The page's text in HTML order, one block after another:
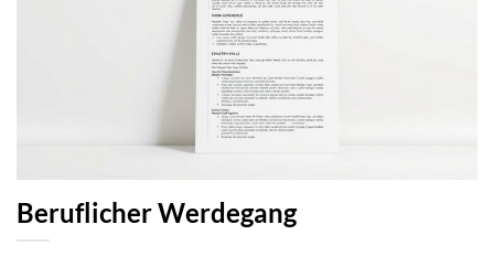
Beruflicher Werdegang